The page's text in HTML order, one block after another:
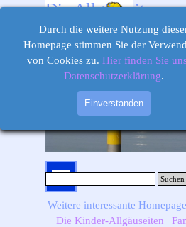
Durch die weitere Nutzung
Homepage stimmen Sie der
von Cookies zu. Hier finden Sie
Datenschutzerklärung.
Einverstanden
Direkt zum Seiteninhalt
Die Allgäuseiten
Ihr Informations-, Ausflugs- und
Weitere interessante
Die Kinder-Allgäuseiten |
Suchen